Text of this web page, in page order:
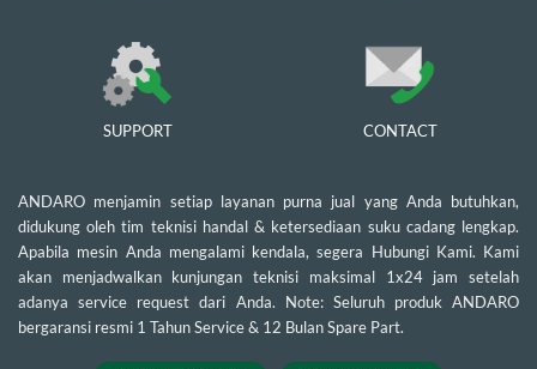
SUPPORT CONTACT
ANDARO menjamin setiap layanan purna jual yang Anda butuhkan,
didukung oleh tim teknisi handal & ketersediaan suku cadang lengkap.
Apabila mesin Anda mengalami kendala, segera Hubungi Kami. Kami
akan menjadwalkan kunjungan teknisi maksimal 1x24 jam setelah
adanya service request dari Anda. Note: Seluruh produk ANDARO
bergaransi resmi 1 Tahun Service & 12 Bulan Spare Part.